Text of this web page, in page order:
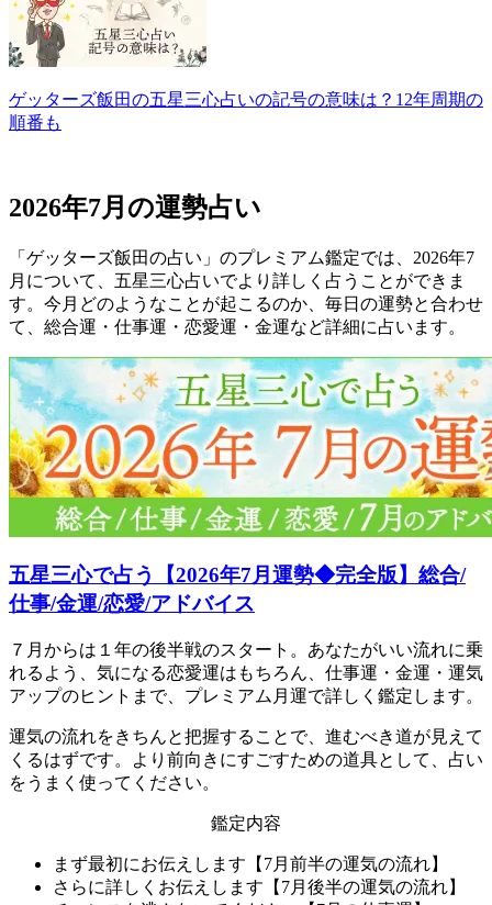
ゲッターズ飯田の五星三心占いの記号の意味は？12年周期の
順番も
2026年7月の運勢占い
「ゲッターズ飯田の占い」のプレミアム鑑定では、2026年7
月について、五星三心占いでより詳しく占うことができま
す。今月どのようなことが起こるのか、毎日の運勢と合わせ
て、総合運・仕事運・恋愛運・金運など詳細に占います。
五星三心で占う【2026年7月運勢◆完全版】総合/
仕事/金運/恋愛/アドバイス
７月からは１年の後半戦のスタート。あなたがいい流れに乗
れるよう、気になる恋愛運はもちろん、仕事運・金運・運気
アップのヒントまで、プレミアム月運で詳しく鑑定します。
運気の流れをきちんと把握することで、進むべき道が見えて
くるはずです。より前向きにすごすための道具として、占い
をうまく使ってください。
鑑定内容
まず最初にお伝えします【7月前半の運気の流れ】
さらに詳しくお伝えします【7月後半の運気の流れ】